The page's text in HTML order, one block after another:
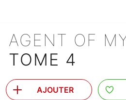
AGENT OF
TOME 4
AJOUTER